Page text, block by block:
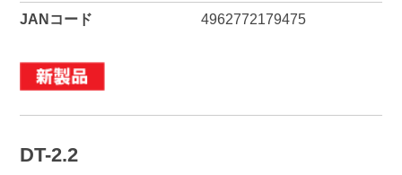
JANコード 4962772179475
DT-2.2